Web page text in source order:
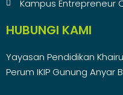
Kampus Entrepreneur
HUBUNGI KAMI
Yayasan Pendidikan
Perum IKIP Gunung Anyar